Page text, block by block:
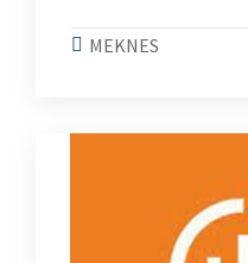
MEKNES